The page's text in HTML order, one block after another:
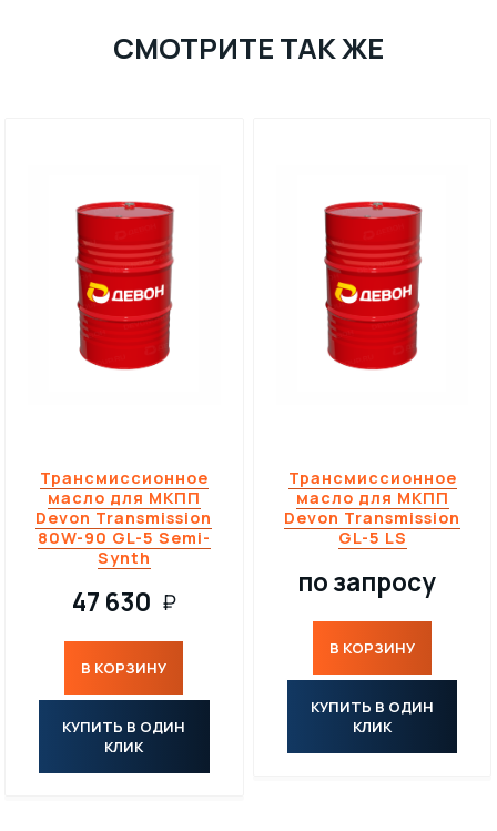
СМОТРИТЕ ТАК ЖЕ
Трансмиссионное
масло для МКПП
Devon Transmission
80W-90 GL-5 Semi-
Synth
47 630 ₽
В КОРЗИНУ
КУПИТЬ В ОДИН
КЛИК
Трансмиссионное
масло для МКПП
Devon Transmission
GL-5 LS
по запросу
В КОРЗИНУ
КУПИТЬ В ОДИН
КЛИК